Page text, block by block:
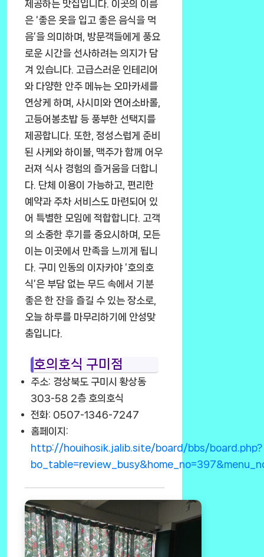
제공하는 맛집입니다. 이곳의 이름
은 ‘좋은 옷을 입고 좋은 음식을 먹
음’을 의미하며, 방문객들에게 풍요
로운 시간을 선사하려는 의지가 담
겨 있습니다. 고급스러운 인테리어
와 다양한 안주 메뉴는 오마카세를
연상케 하며, 사시미와 연어소바롤,
고등어봉초밥 등 풍부한 선택지를
제공합니다. 또한, 정성스럽게 준비
된 사케와 하이볼, 맥주가 함께 어우
러져 식사 경험의 즐거움을 더합니
다. 단체 이용이 가능하고, 편리한
예약과 주차 서비스도 마련되어 있
어 특별한 모임에 적합합니다. 고객
의 소중한 후기를 중요시하며, 모든
이는 이곳에서 만족을 느끼게 됩니
다. 구미 인동의 이자카야 ‘호의호
식’은 부담 없는 무드 속에서 기분
좋은 한 잔을 즐길 수 있는 장소로,
오늘 하루를 마무리하기에 안성맞
춤입니다.
호의호식 구미점
주소: 경상북도 구미시 황상동
303-58 2층 호의호식
전화: 0507-1346-7247
홈페이지:
http://houihosik.jalib.site/board/bbs/board.php?